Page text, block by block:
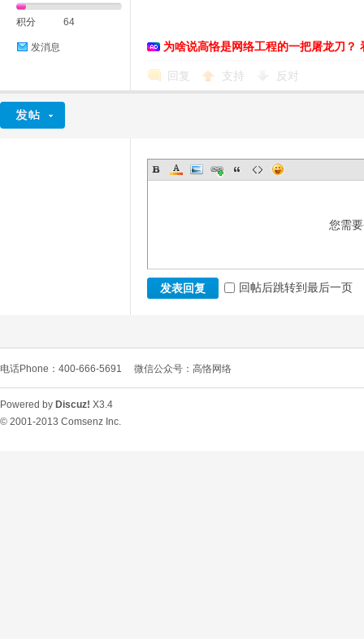
积分 64
发消息 为啥说高恪是网络工程的一把屠龙刀？
回复 支持 反对
您需
发表回复 回帖后跳转到最后一页
电话Phone：400-666-5691 微信公众号：高恪网络
Powered by Discuz! X3.4
© 2001-2013 Comsenz Inc.